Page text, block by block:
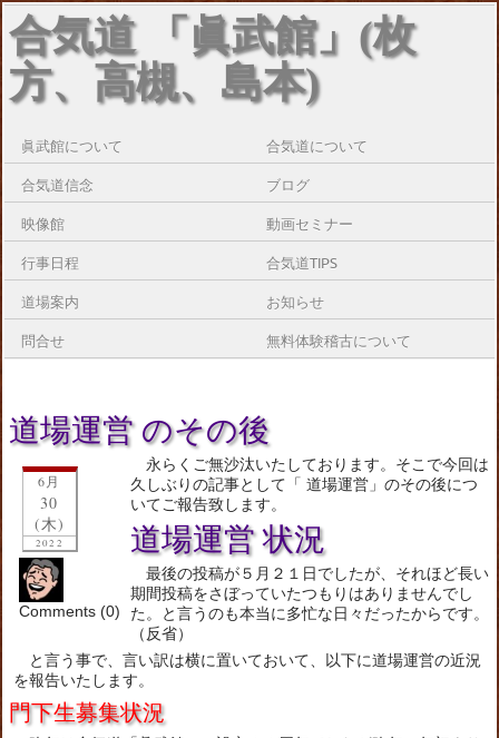
合気道 「眞武館」(枚
方、高槻、島本)
眞武館について 合気道について
合気道信念 ブログ
映像館 動画セミナー
行事日程 合気道TIPS
道場案内 お知らせ
問合せ 無料体験稽古について
道場運営 のその後
6月
30
(木)
2022
Comments (0)
永らくご無沙汰いたしております。そこで今回は
久しぶりの記事として「 道場運営」のその後につ
いてご報告致します。
道場運営 状況
最後の投稿が５月２１日でしたが、それほど長い
期間投稿をさぼっていたつもりはありませんでし
た。と言うのも本当に多忙な日々だったからです。
（反省）
と言う事で、言い訳は横に置いておいて、以下に道場運営の近況
を報告いたします。
門下生募集状況